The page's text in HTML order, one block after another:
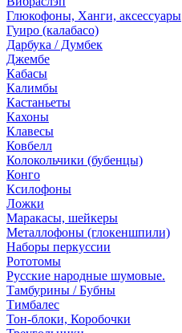
Глюкофоны, Ханги, аксессуары
Гуиро (калабасо)
Дарбука / Думбек
Джембе
Кабасы
Калимбы
Кастаньеты
Кахоны
Клавесы
Ковбелл
Колокольчики (бубенцы)
Конго
Ксилофоны
Ложки
Маракасы, шейкеры
Металлофоны (глокеншпили)
Наборы перкуссии
Рототомы
Русские народные шумовые.
Тамбурины / Бубны
Тимбалес
Тон-блоки, Коробочки